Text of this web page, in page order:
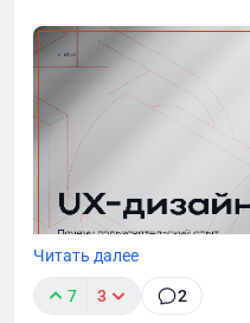
Читать далее
7 3 2